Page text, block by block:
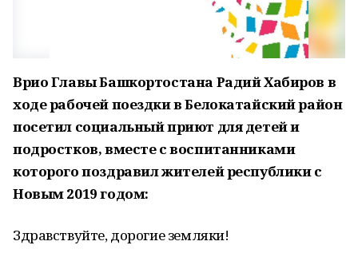
Врио Главы Башкортостана Радий Хабиров в
ходе рабочей поездки в Белокатайский район
посетил социальный приют для детей и
подростков, вместе с воспитанниками
которого поздравил жителей республики с
Новым 2019 годом:
Здравствуйте, дорогие земляки!